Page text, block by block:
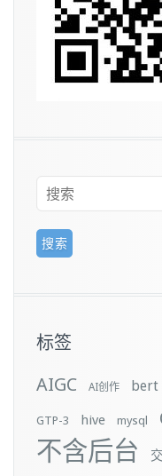
标签
AIGC
AI创作 bert
GTP-3 hive mysql
不含后台